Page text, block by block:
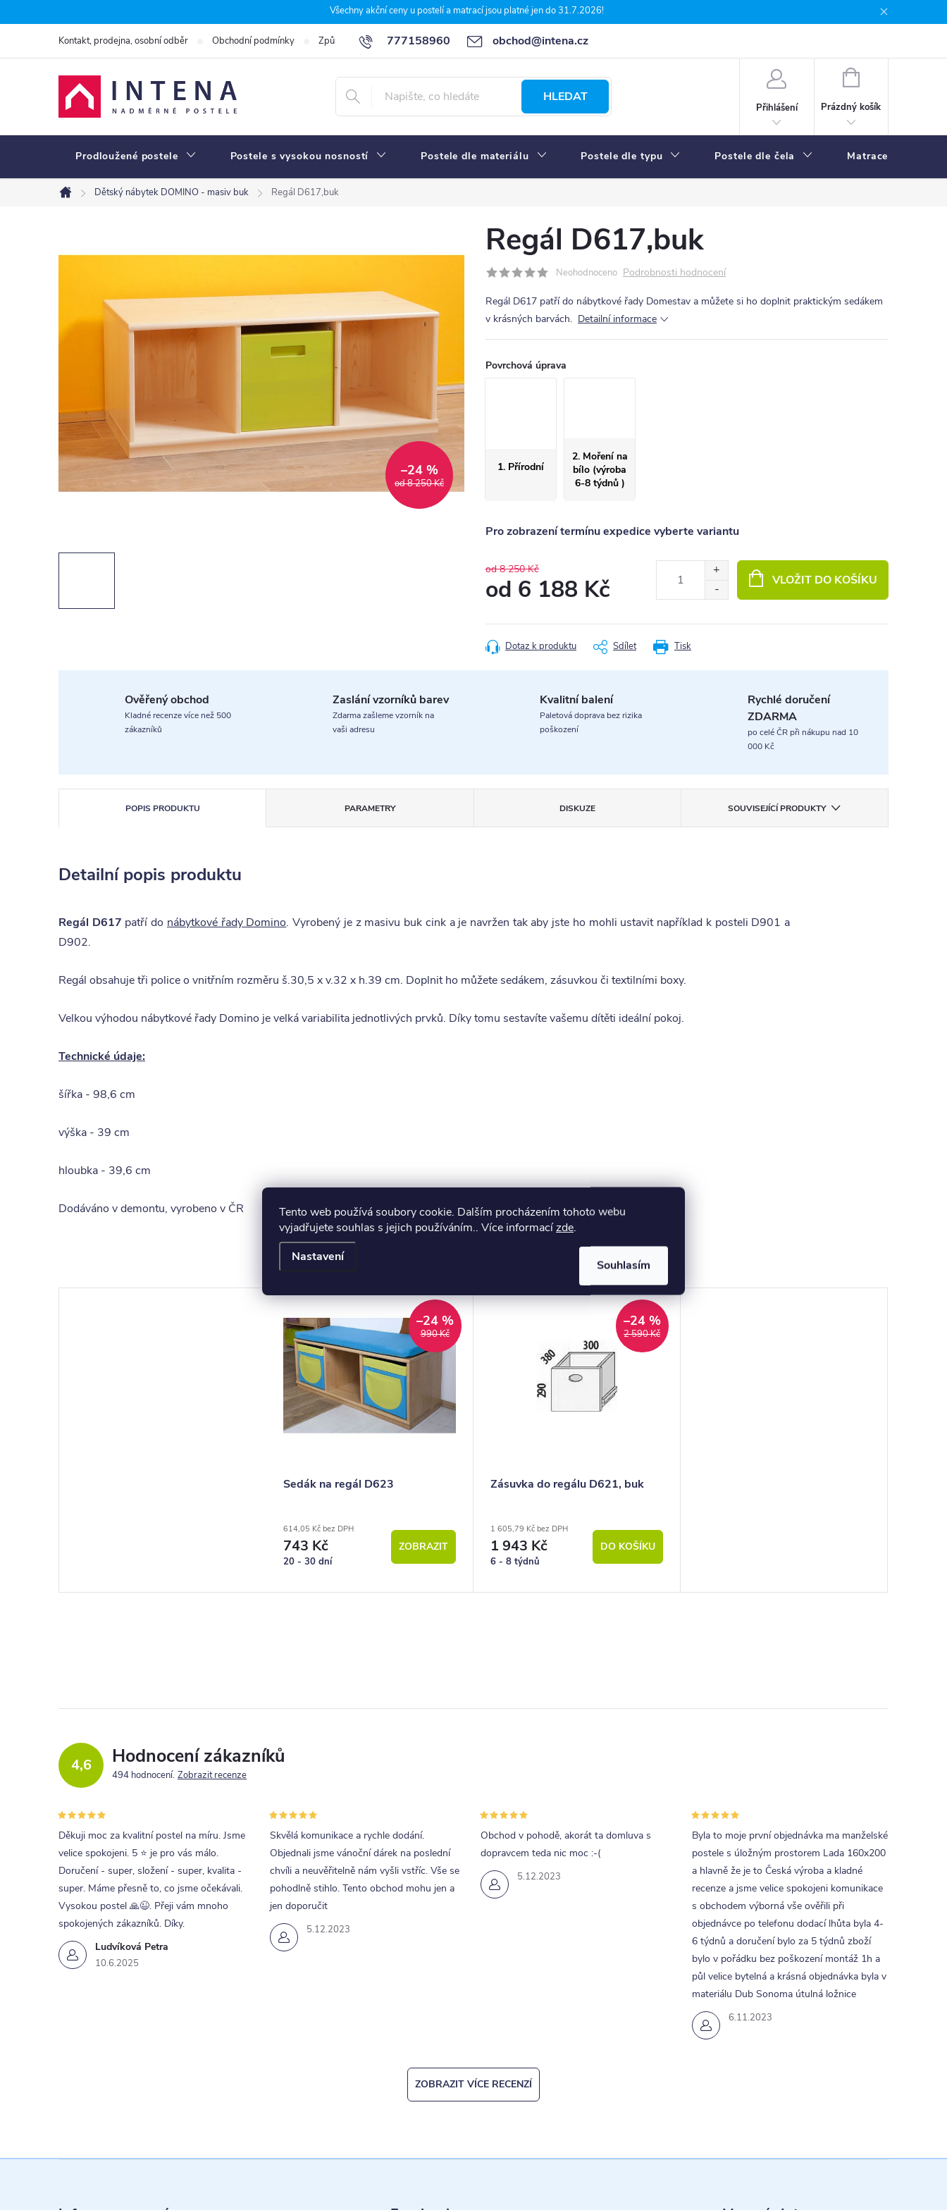
Tento web používá soubory cookie. Dalším procházením tohoto webu
vyjadřujete souhlas s jejich používáním.. Více informacízde.
Nastavení
Souhlasím
na
Všechny akční ceny u postelí a matrací jsou platné jen do 31.7.2026!
777158960 obchod@intena.cz
Kontakt, prodejna, osobní odběr Obchodní podmínky Způsoby a ceny dopravy 7 důvodů, proč nakupit u Intena nábytek
HLEDAT
Přihlášení
NÁKUPNÍ
Prázdný košík
Prodloužené postele Postele s vysokou nosností Postele dle materiálu Postele dle typu Postele dle čela Matrace
Domů
Dětský nábytek DOMINO - masiv buk Regál D617,buk
od 8 250 Kč
–24 %
Regál D617,buk
Neohodnoceno Podrobnosti hodnocení
Regál D617 patří do nábytkové řady Domestav a můžete si ho doplnit praktickým sedákem
v krásných barvách. Detailní informace
Povrchová úprava
1. Přírodní
2. Moření na
bílo (výroba
6-8 týdnů )
Pro zobrazení termínu expedice vyberte variantu
od 8 250 Kč
od 6 188 Kč
cena:
VLOŽIT DO KOŠÍKU
Tisk
Dotaz k produktu Sdílet
Ověřený obchod
Kladné recenze více než 500
zákazníků
Zaslání vzorníků barev
Zdarma zašleme vzorník na
vaši adresu
Kvalitní balení
Paletová doprava bez rizika
poškození
Rychlé doručení
ZDARMA
po celé ČR při nákupu nad 10
000 Kč
POPIS PRODUKTU DISKUZE SOUVISEJÍCÍ PRODUKTY
PARAMETRY
Detailní popis produktu
Regál D617 patří do nábytkové řady Domino. Vyrobený je z masivu buk cink a je navržen tak aby jste ho mohli ustavit například k posteli D901 a
D902.
Regál obsahuje tři police o vnitřním rozměru š.30,5 x v.32 x h.39 cm. Doplnit ho můžete sedákem, zásuvkou či textilními boxy.
Velkou výhodou nábytkové řady Domino je velká variabilita jednotlivých prvků. Díky tomu sestavíte vašemu dítěti ideální pokoj.
Technické údaje:
šířka - 98,6 cm
výška - 39 cm
hloubka - 39,6 cm
Dodáváno v demontu, vyrobeno v ČR
K tomuto produktu doporučujeme ještě dokoupit
990 Kč
–24 %
Sedák na regál D623
614,05 Kč bez DPH
743 Kč
20 - 30 dní
ZOBRAZIT
2 590 Kč
–24 %
Zásuvka do regálu D621, buk
1 605,79 Kč bez DPH
1 943 Kč
6 - 8 týdnů
DO KOŠÍKU
4,6 Hodnocení zákazníků
494 hodnocení Zobrazit recenze
Ludvíková Petra
10.6.2025
Děkuji moc za kvalitní postel na míru. Jsme
velice spokojeni. 5 ⭐ je pro vás málo.
Doručení - super, složení - super, kvalita -
super. Máme přesně to, co jsme očekávali.
Vysokou postel 🙏😉. Přeji vám mnoho
spokojených zákazníků. Díky.
5.12.2023
Skvělá komunikace a rychle dodání.
Objednali jsme vánoční dárek na poslední
chvíli a neuvěřitelně nám vyšli vstříc. Vše se
pohodlně stihlo. Tento obchod mohu jen a
jen doporučit
5.12.2023
Obchod v pohodě, akorát ta domluva s
dopravcem teda nic moc :-(
6.11.2023
Byla to moje první objednávka ma manželské
postele s úložným prostorem Lada 160x200
a hlavně že je to Česká výroba a kladné
recenze a jsme velice spokojeni komunikace
s obchodem výborná vše ověřili při
objednávce po telefonu dodací lhůta byla 4-
6 týdnů a doručení bylo za 5 týdnů zboží
bylo v pořádku bez poškození montáž 1h a
půl velice bytelná a krásná objednávka byla v
materiálu Dub Sonoma útulná ložnice
ZOBRAZIT VÍCE RECENZÍ